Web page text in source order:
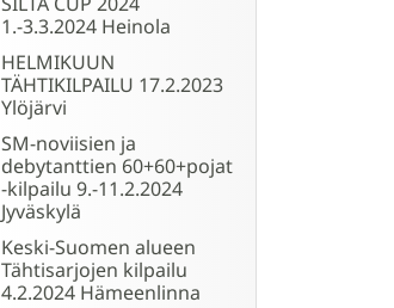
1.-3.3.2024 Heinola
HELMIKUUN
TÄHTIKILPAILU 17.2.2023
Ylöjärvi
SM-noviisien ja
debytanttien 60+60+pojat
-kilpailu 9.-11.2.2024
Jyväskylä
Keski-Suomen alueen
Tähtisarjojen kilpailu
4.2.2024 Hämeenlinna